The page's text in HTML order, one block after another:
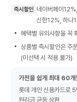
즉시할인 네이버페이
신한12%, 하나
혜택별 유의사항을 꼭
상품별 즉시할인은 주
(미선택 시 적용 불가)
가전을 쉽게 최대 60개
롯데 개인 신용카드로
원리금 균등 상환